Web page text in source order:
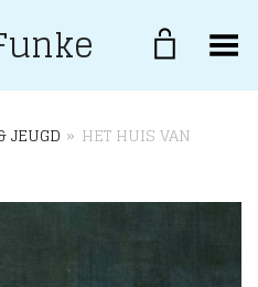
Toggle Menu
JEUGD » HET HUIS VAN